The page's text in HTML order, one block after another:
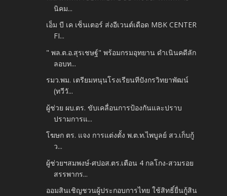
นิคม...
เอ็ม บี เค เซ็นเตอร์ ส่งอีเวนต์เดือด MBK CENTER
FI...
" พล.ต.อ.สุรเชษฐ์" พร้อมกรมอุทยาน ดำเนินคดีลัก
ลอบท...
รมว.พม. เตรียมหนุนโรงเรียนทีปังกรวิทยาพัฒน์
(ทวีวั...
ผู้ช่วย ผบ.ตร. ขับเคลื่อนการป้องกันและปราบ
ปรามการแ...
โฆษก ตร. แจง การแต่งตั้ง พ.ต.ท.ไพบูลย์ สว.เก็บกู้
ว...
ผู้ช่วยฯสมพงษ์-ศปอส.ตร.เตือน 4 กลโกง-สวมรอย
สรรพากร...
ออมสินเชิญชวนผู้ประกอบการไทย ใช้สิทธิ์ยื่นกู้สิน